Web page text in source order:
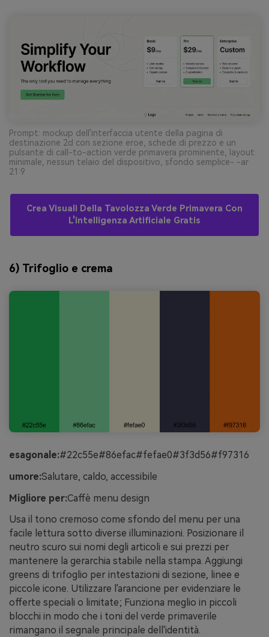
Prompt: mockup dell'interfaccia utente della pagina di
destinazione 2d con sezione eroe, schede di prezzo e un
pulsante di call-to-action verde primavera prominente, layout
minimale, nessun telaio del dispositivo, sfondo semplice- -ar
21:9
Crea Visuali Della Tavolozza Verde Primavera Con
L'intelligenza Artificiale Gratis
6) Trifoglio e crema
esagonale:#22c55e#86efac#fefae0#3f3d56#f97316
umore:Salutare, caldo, accessibile
Migliore per:Caffè menu design
Usa il tono cremoso come sfondo del menu per una
facile lettura sotto diverse illuminazioni. Posizionare il
neutro scuro sui nomi degli articoli e sui prezzi per
mantenere la gerarchia stabile nella stampa. Aggiungi
greens di trifoglio per intestazioni di sezione, linee e
piccole icone. Utilizzare l'arancione per evidenziare le
offerte speciali o limitate; Funziona meglio in piccoli
blocchi in modo che i toni del verde primaverile
rimangano il segnale principale dell'identità.